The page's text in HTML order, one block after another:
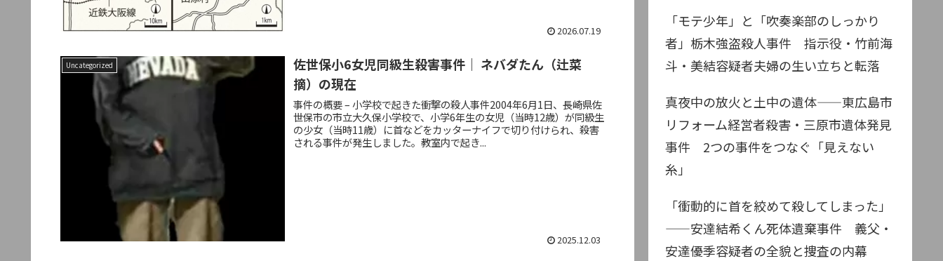
2026.07.19
Uncategorized
佐世保小6女児同級生殺害事件｜ ネバダたん（辻菜
摘）の現在
事件の概要 – 小学校で起きた衝撃の殺人事件2004年6月1日、長崎県佐
世保市の市立大久保小学校で、小学6年生の女児（当時12歳）が同級生
の少女（当時11歳）に首などをカッターナイフで切り付けられ、殺害
される事件が発生しました。教室内で起き...
2025.12.03
「モテ少年」と「吹奏楽部のしっかり
者」栃木強盗殺人事件 指示役・竹前海
斗・美結容疑者夫婦の生い立ちと転落
真夜中の放火と土中の遺体——東広島市
リフォーム経営者殺害・三原市遺体発見
事件 2つの事件をつなぐ「見えない
糸」
「衝動的に首を絞めて殺してしまった」
——安達結希くん死体遺棄事件 義父・
安達優季容疑者の全貌と捜査の内幕